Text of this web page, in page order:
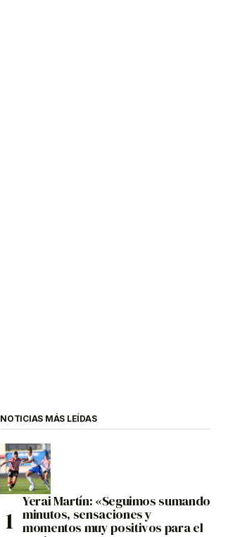
NOTICIAS MÁS LEÍDAS
Yerai Martín: «Seguimos sumando
minutos, sensaciones y
momentos muy positivos para el